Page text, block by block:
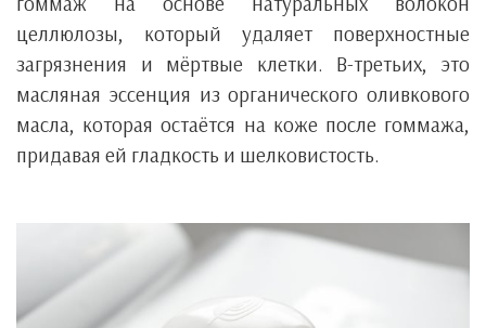
целлюлозы, который удаляет поверхностные
загрязнения и мёртвые клетки. В-третьих, это
масляная эссенция из органического оливкового
масла, которая остаётся на коже после гоммажа,
придавая ей гладкость и шелковистость.